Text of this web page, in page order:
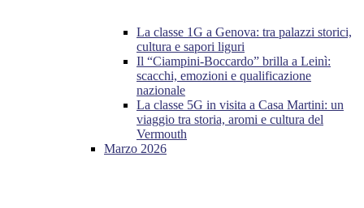
La classe 1G a Genova: tra palazzi storici,
cultura e sapori liguri
Il “Ciampini-Boccardo” brilla a Leinì:
scacchi, emozioni e qualificazione
nazionale
La classe 5G in visita a Casa Martini: un
viaggio tra storia, aromi e cultura del
Vermouth
Marzo 2026